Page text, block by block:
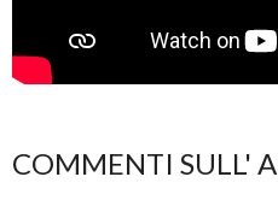
COMMENTI SULL'